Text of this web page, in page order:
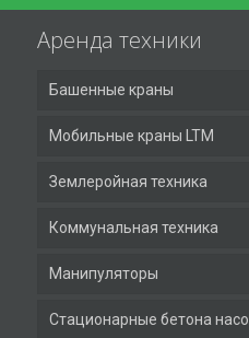
Аренда техники
Башенные краны
Мобильные краны LTM
Землеройная техника
Коммунальная техника
Манипуляторы
Стационарные бетона